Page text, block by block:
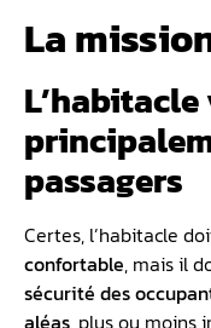
La
passagers
Certes, l’habitacle
confortable, mais il
sécurité des